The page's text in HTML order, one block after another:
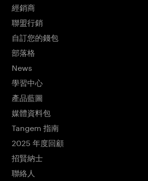
經銷商
聯盟行銷
自訂您的錢包
部落格
News
學習中心
產品藍圖
媒體資料包
Tangem 指南
2025 年度回顧
招賢納士
聯絡人